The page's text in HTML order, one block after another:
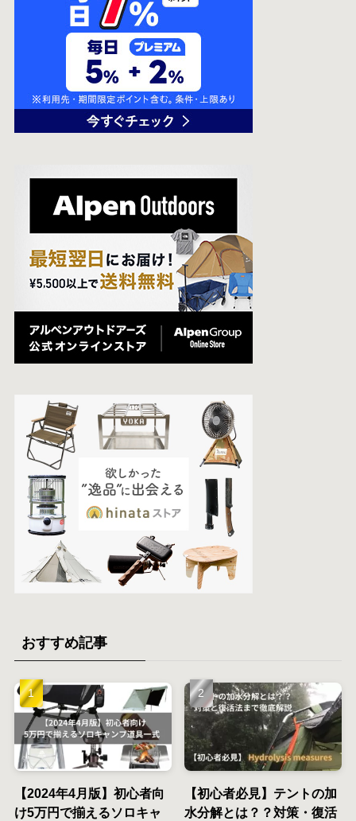
おすすめ記事
【2024年4月版】初心者向
け5万円で揃えるソロキャ
【初心者必見】テントの加
水分解とは？？対策・復活